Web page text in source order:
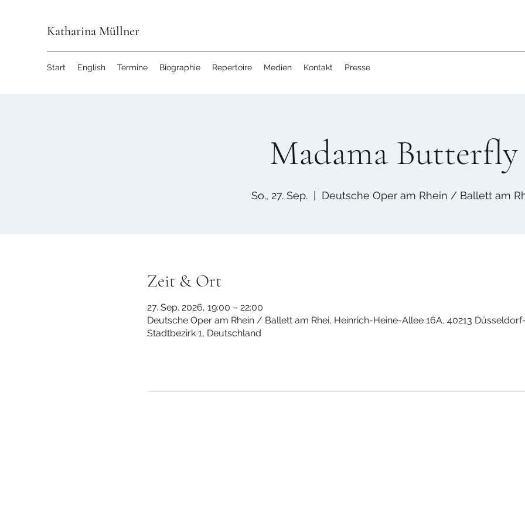
Katharina Müllner
Start English Termine Biographie Repertoire Medien Kontakt Presse
Madama Butterfly
So., 27. Sep. Deutsche Oper am Rhein / Ballett am
Zeit & Ort
27. Sep. 2026, 19:00 – 22:00
Deutsche Oper am Rhein / Ballett am Rhei, Heinrich-Heine-Allee 16A, 40213 Düsseldorf-
Stadtbezirk 1, Deutschland